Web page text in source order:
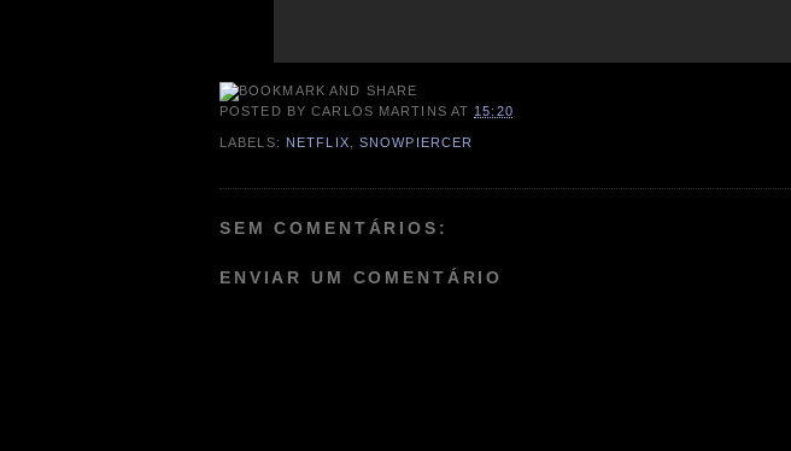
POSTED BYCARLOS MARTINS AT 15:20
LABELS: NETFLIX SNOWPIERCER
SEM COMENTÁRIOS:
ENVIAR UM COMENTÁRIO